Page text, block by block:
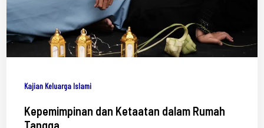
Kajian Keluarga Islami
Kepemimpinan dan Ketaatan dalam Rumah
Tangga